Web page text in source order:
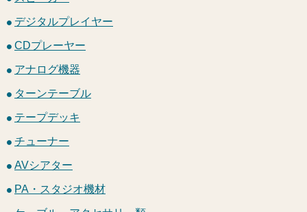
デジタルプレイヤー
CDプレーヤー
アナログ機器
ターンテーブル
テープデッキ
チューナー
AVシアター
PA・スタジオ機材